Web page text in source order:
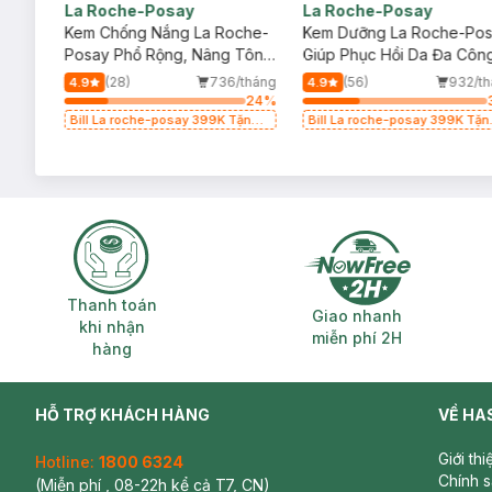
La Roche-Posay
Kem Chống Nắng La Roche-
Posay Phổ Rộng, Nâng Tông
Kiềm Dầu 50ml
4.9 (28)
736/tháng
24%
Bill La roche-posay 399K Tặng
La Roche-Posay
Kem Dưỡng La Roche-
Giúp Phục Hồi Da Đa
Dụng 40ml
4.9 (56)
932/
Bill La roche-posay 399K Tặng
Thanh toán khi nhận hàng
Thanh toán
khi nhận
hàng
Giao nhanh
Giao nhanh
miễn phí 2H
HỖ TRỢ KHÁCH HÀNG
Hotline: 1800 6324
(Miễn phí , 08-22h kể cả T7, CN)
VỀ
Giới
Chính